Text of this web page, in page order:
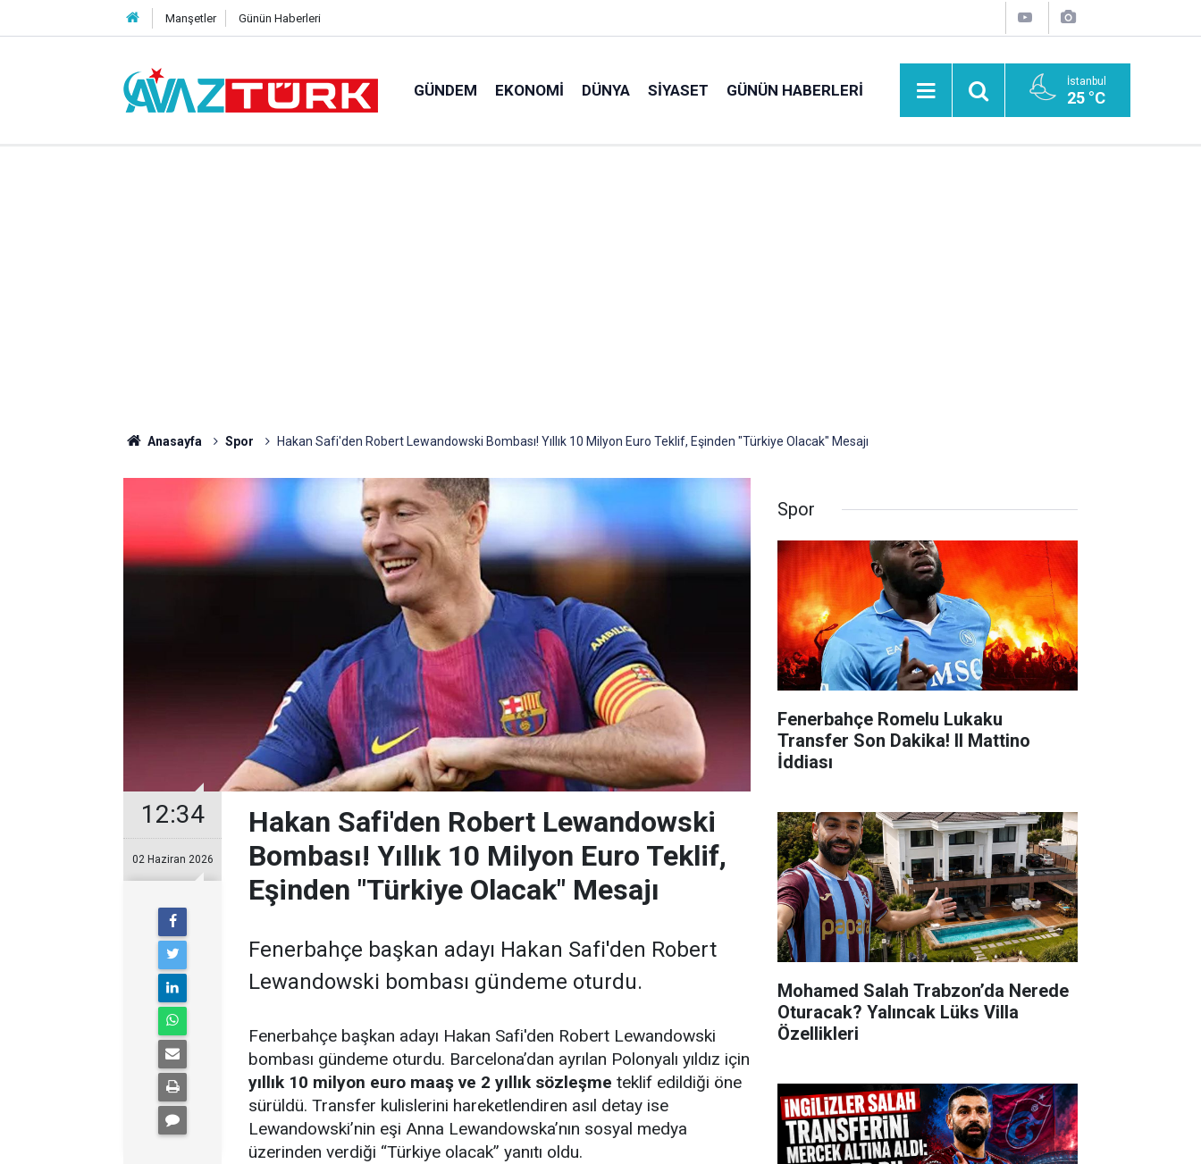
Manşetler Günün Haberleri
GÜNDEM EKONOMI DÜNYA SIYASET GÜNÜN HABERLERI İstanbul
25 °C
Anasayfa Spor Hakan Safi'den Robert Lewandowski Bombası! Yıllık 10 Milyon Euro Teklif, Eşinden "Türkiye Olacak" Mesajı
12:34
02 Haziran 2026
Hakan Safi'den Robert Lewandowski
Bombası! Yıllık 10 Milyon Euro Teklif,
Eşinden "Türkiye Olacak" Mesajı
Fenerbahçe başkan adayı Hakan Safi'den Robert
Lewandowski bombası gündeme oturdu.
Fenerbahçe başkan adayı Hakan Safi'den Robert Lewandowski
bombası gündeme oturdu. Barcelona’dan ayrılan Polonyalı yıldız için
yıllık 10 milyon euro maaş ve 2 yıllık sözleşme teklif edildiği öne
sürüldü. Transfer kulislerini hareketlendiren asıl detay ise
Lewandowski’nin eşi Anna Lewandowska’nın sosyal medya
üzerinden verdiği “Türkiye olacak” yanıtı oldu.
Spor
Fenerbahçe Romelu Lukaku
Transfer Son Dakika! Il Mattino
İddiası
Mohamed Salah Trabzon’da Nerede
Oturacak? Yalıncak Lüks Villa
Özellikleri